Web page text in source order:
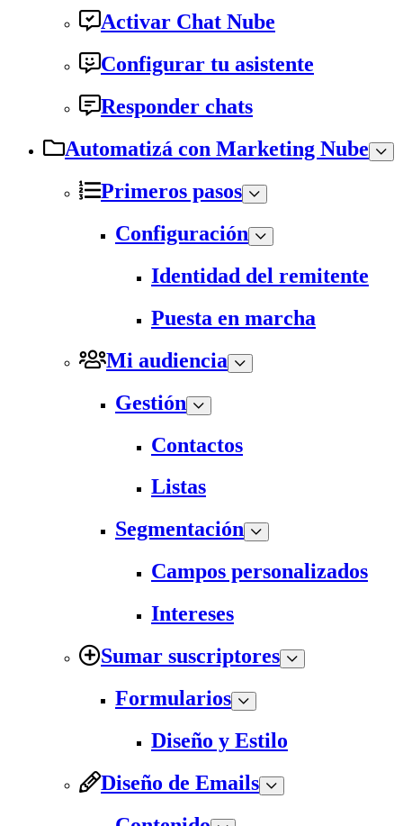
Activar Chat Nube
Configurar tu asistente
Responder chats
Automatizá con Marketing Nube
Primeros pasos
Configuración
Identidad del remitente
Puesta en marcha
Mi audiencia
Gestión
Contactos
Listas
Segmentación
Campos personalizados
Intereses
Sumar suscriptores
Formularios
Diseño y Estilo
Diseño de Emails